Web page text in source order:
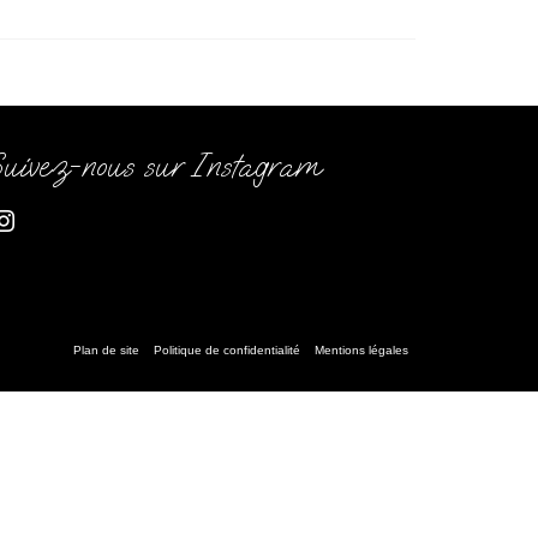
nous sur Instagram
Plan de site Politique de confidentialité Mentions légales